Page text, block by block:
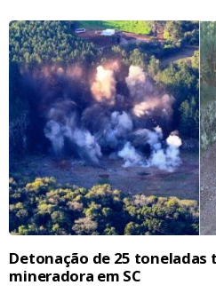
Detonação de 25
mineradora em SC